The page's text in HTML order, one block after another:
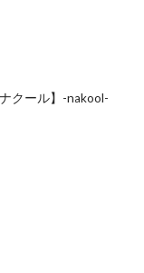
クール】-nakool-